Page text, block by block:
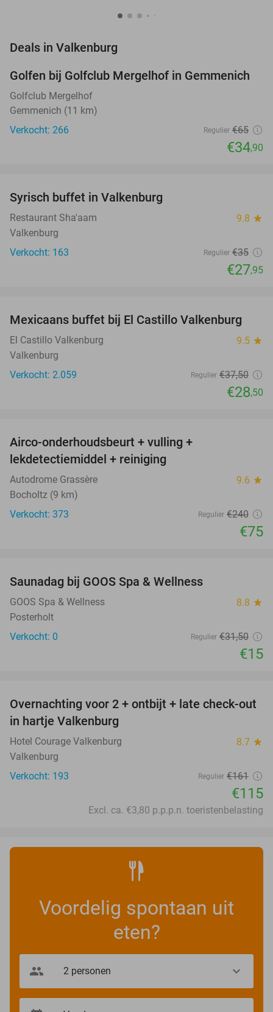
Deals in Valkenburg
46%
Golfen bij Golfclub Mergelhof in Gemmenich
Golfclub Mergelhof
Gemmenich (11 km)
Verkocht: 266
Regulier €65
€34,90
Syrisch buffet in Valkenburg
Restaurant Sha'aam 9.8 star
Valkenburg
Verkocht: 163
Regulier €35
€27,95
24%
Mexicaans buffet bij El Castillo Valkenburg
El Castillo Valkenburg 9.5 star
Valkenburg
Verkocht: 2.059
Regulier €37,50
€28,50
Airco-onderhoudsbeurt + vulling +
lekdetectiemiddel + reiniging
Autodrome Grassère 9.6 star
Bocholtz (9 km)
Verkocht: 373
Regulier €240
€75
TODAY
Saunadag bij GOOS Spa & Wellness
GOOS Spa & Wellness 8.8 star
Posterholt
Verkocht: 0
Regulier €31,50
€15
29%
Overnachting voor 2 + ontbijt + late check-out
in hartje Valkenburg
Hotel Courage Valkenburg 8.7 star
Valkenburg
Verkocht: 193
Regulier €161
€115
Excl. ca. €3,80 p.p.p.n. toeristenbelasting
Voordelig spontaan uit
eten?